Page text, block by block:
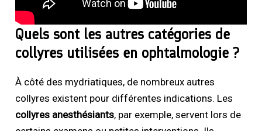
Quels sont les autres catégories de
collyres utilisées en ophtalmologie ?
À côté des mydriatiques, de nombreux autres
collyres existent pour différentes indications. Les
collyres anesthésiants, par exemple, servent lors de